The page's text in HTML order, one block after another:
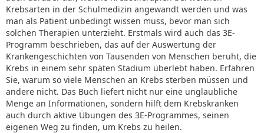
Krebsarten in der Schulmedizin angewandt werden und was
man als Patient unbedingt wissen muss, bevor man sich
solchen Therapien unterzieht. Erstmals wird auch das 3E-
Programm beschrieben, das auf der Auswertung der
Krankengeschichten von Tausenden von Menschen beruht, die
Krebs in einem sehr späten Stadium überlebt haben. Erfahren
Sie, warum so viele Menschen an Krebs sterben müssen und
andere nicht. Das Buch liefert nicht nur eine unglaubliche
Menge an Informationen, sondern hilft dem Krebskranken
auch durch aktive Übungen des 3E-Programmes, seinen
eigenen Weg zu finden, um Krebs zu heilen.